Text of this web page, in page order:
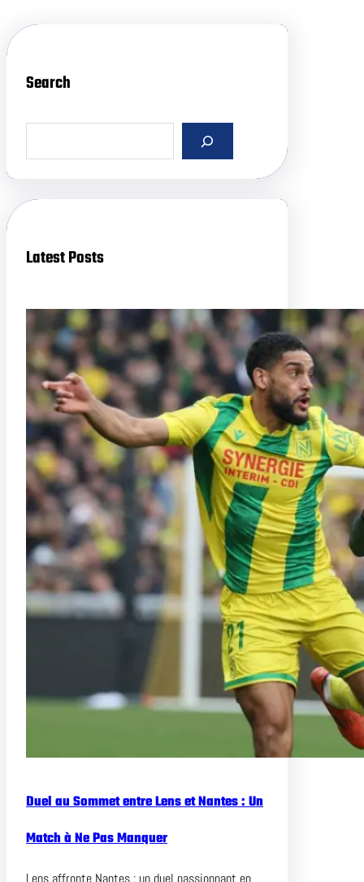
Search
a
h
Latest Posts
Duel au Sommet entre Lens et Nantes : Un
Match à Ne Pas Manquer
Lens affronte Nantes : un duel passionnant en